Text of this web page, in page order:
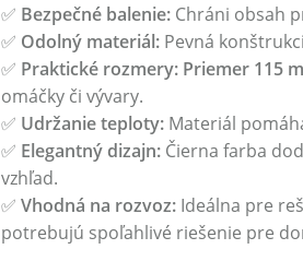
✅ Bezpečné balenie:Chráni obsah
✅ Odolný materiál:Pevná
✅ Praktické rozmery: Priemer 115
omáčky či vývary.
✅ Udržanie teploty:Materiál
✅ Elegantný dizajn:Čierna farba
vzhľad.
✅ Vhodná na rozvoz:Ideálna pre
potrebujú spoľahlivé riešenie pre